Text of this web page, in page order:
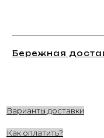
Бережная
Варианты доставки
Как оплатить?